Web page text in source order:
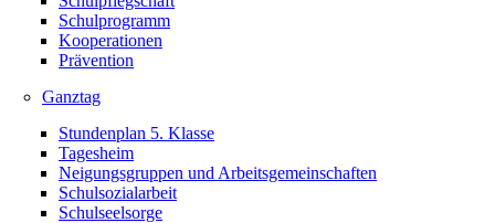
Schulprogramm
Kooperationen
Prävention
Ganztag
Stundenplan 5. Klasse
Tagesheim
Neigungsgruppen und Arbeitsgemeinschaften
Schulsozialarbeit
Schulseelsorge